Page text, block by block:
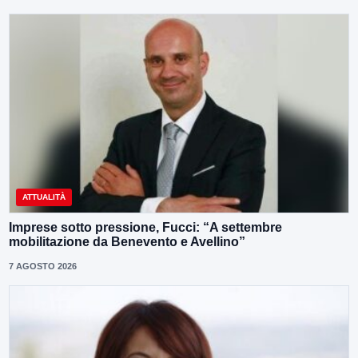
ATTUALITÀ
Imprese sotto pressione, Fucci: “A settembre
mobilitazione da Benevento e Avellino”
7 AGOSTO 2026